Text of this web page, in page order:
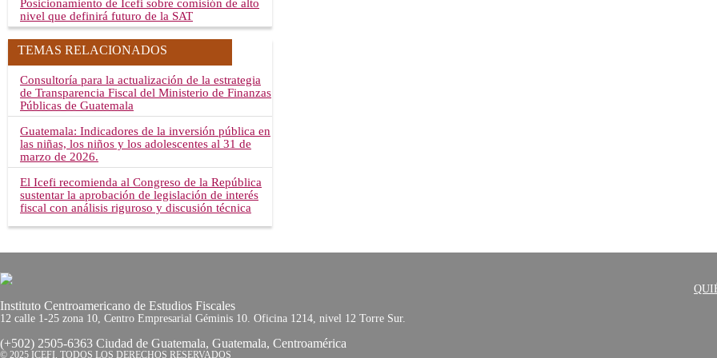
Posicionamiento de Icefi sobre comisión de alto
nivel que definirá futuro de la SAT
TEMAS RELACIONADOS
Consultoría para la actualización de la estrategia
de Transparencia Fiscal del Ministerio de Finanzas
Públicas de Guatemala
Guatemala: Indicadores de la inversión pública en
las niñas, los niños y los adolescentes al 31 de
marzo de 2026.
El Icefi recomienda al Congreso de la República
sustentar la aprobación de legislación de interés
fiscal con análisis riguroso y discusión técnica
Instituto Centroamericano de Estudios Fiscales
12 calle 1-25 zona 10, Centro Empresarial Géminis 10. Oficina 1214, nivel 12 Torre Sur.
(+502) 2505-6363 Ciudad de Guatemala, Guatemala, Centroamérica
© 2025 ICEFI, TODOS LOS DERECHOS RESERVADOS